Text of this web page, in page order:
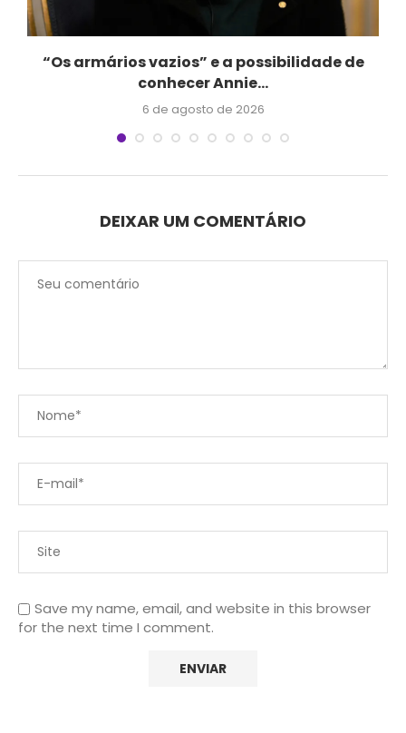
“Os armários vazios” e a possibilidade de
conhecer Annie...
6 de agosto de 2026
DEIXAR UM COMENTÁRIO
Save my name, email, and website in this browser
for the next time I comment.